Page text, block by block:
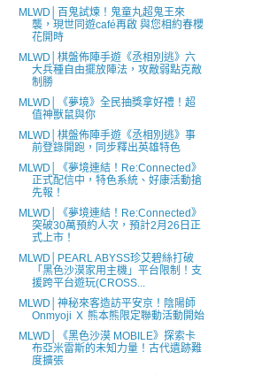
MLWD│百鬼試煉！鬼童丸超鬼王來
襲，現世同遊café再啟 與您相約春櫻
花開時
MLWD│棋盤佈陣手遊《丞相別逃》六
大兵種自由擺放陣法，攻敵弱點克敵
制勝
MLWD│《夢境》全民抽獎拿好禮！超
值神獸鼠與你
MLWD│棋盤佈陣手遊《丞相別逃》事
前登錄開跑，同步釋出英雄特色
MLWD│《夢境連結！Re:Connected》
正式配信中，特色系統、好康活動搶
先報！
MLWD│《夢境連結！Re:Connected》
突破30萬預約人次，預計2月26日正
式上市！
MLWD│PEARL ABYSS珍艾碧絲打破
「黑色沙漠家用主機」平台限制！支
援跨平台遊玩(CROSS...
MLWD│神秘來客造訪平安京！陰陽師
Onmyoji Ｘ 熊本熊限定聯動活動開始
MLWD│《黑色沙漠 MOBILE》探索卡
布亞米雷斯的未知力量！古代遺跡難
度擴張